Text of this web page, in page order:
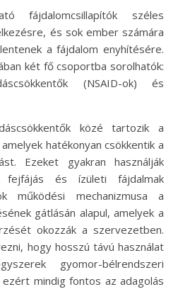
fájdalomcsillapítók széles
és sok ember számára
a fájdalom enyhítésére.
két fő csoportba sorolhatók:
(NSAID-ok) és
közé tartozik a
hatékonyan csökkentik a
Ezeket gyakran használják
fejfájás és ízületi fájdalmak
működési mechanizmusa a
gátlásán alapul, amelyek a
okozzák a szervezetben.
hogy hosszú távú használat
gyomor-bélrendszeri
mindig fontos az adagolás